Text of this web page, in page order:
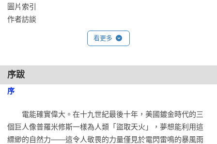
電氣化過程中影響整個國家的人物、技術，與企業陰謀。
——《光明之城》作者蘿倫．貝爾法
圖片索引
作者訪談
看更多
序跋
序
電能確實偉大。在十九世紀最後十年，美國鍍金時代的三
個巨人像普羅米修斯一樣為人類「盜取天火」，夢想能利用這
縹緲的自然力——這令人敬畏的力量僅見於電閃雷鳴的暴風雨